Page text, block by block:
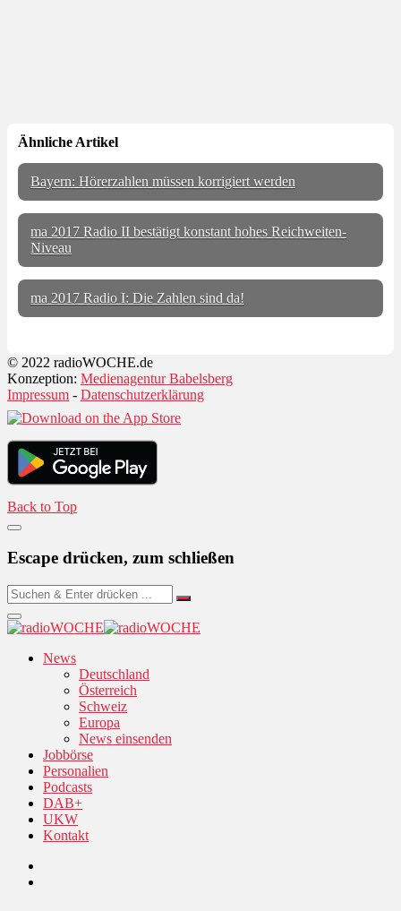
Ähnliche Artikel
Bayern: Hörerzahlen müssen korrigiert werden
ma 2017 Radio II bestätigt konstant hohes Reichweiten-
Niveau
ma 2017 Radio I: Die Zahlen sind da!
© 2022 radioWOCHE.de
Konzeption: Medienagentur Babelsberg
Impressum - Datenschutzerklärung
Back to Top
Escape drücken, zum schließen
News
Deutschland
Österreich
Schweiz
Europa
News einsenden
Jobbörse
Personalien
Podcasts
DAB+
UKW
Kontakt